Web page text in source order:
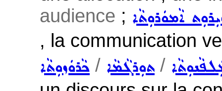
audience ; ܐܵܡܘܿܪܘܼܬܵܐ
, la communication
ܟܵܪܘܿܙܘܼܬܵܐ / ܬܘܼܪܓܵܡܵܐ /